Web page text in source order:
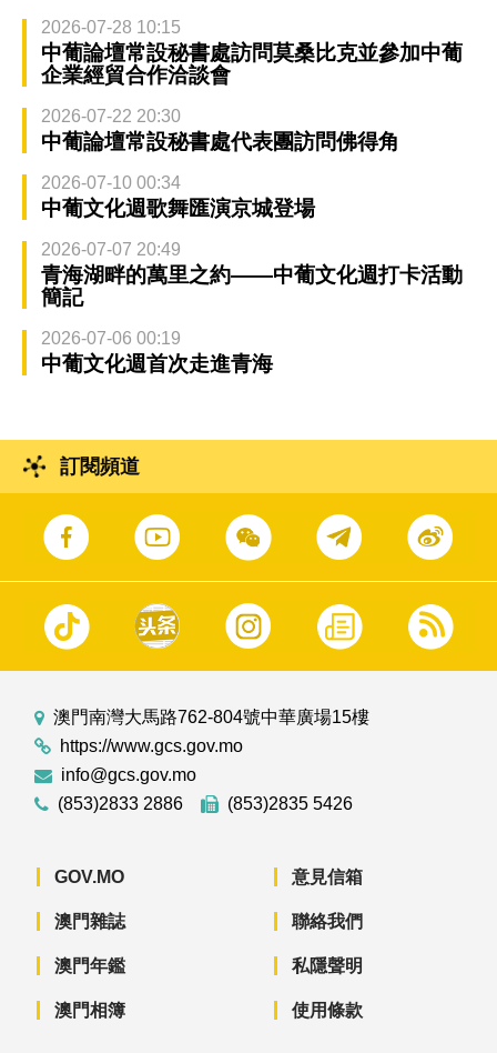
2026-07-28 10:15
中葡論壇常設秘書處訪問莫桑比克並參加中葡
企業經貿合作洽談會
2026-07-22 20:30
中葡論壇常設秘書處代表團訪問佛得角
2026-07-10 00:34
中葡文化週歌舞匯演京城登場
2026-07-07 20:49
青海湖畔的萬里之約——中葡文化週打卡活動
簡記
2026-07-06 00:19
中葡文化週首次走進青海
訂閱頻道
澳門南灣大馬路762-804號中華廣場15樓
https://www.gcs.gov.mo
info@gcs.gov.mo
(853)2833 2886
(853)2835 5426
GOV.MO
澳門雜誌
澳門年鑑
澳門相簿
意見信箱
聯絡我們
私隱聲明
使用條款